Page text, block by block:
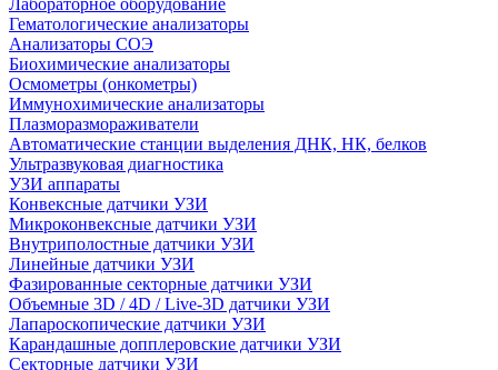
Лабораторное оборудование
Гематологические анализаторы
Анализаторы СОЭ
Биохимические анализаторы
Осмометры (онкометры)
Иммунохимические анализаторы
Плазморазмораживатели
Автоматические станции выделения ДНК, НК, белков
Ультразвуковая диагностика
УЗИ аппараты
Конвексные датчики УЗИ
Микроконвексные датчики УЗИ
Внутриполостные датчики УЗИ
Линейные датчики УЗИ
Фазированные секторные датчики УЗИ
Объемные 3D / 4D / Live-3D датчики УЗИ
Лапароскопические датчики УЗИ
Карандашные допплеровские датчики УЗИ
Секторные датчики УЗИ